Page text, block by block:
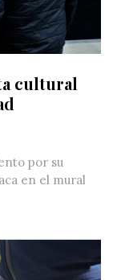
cultural
por su
en el mural